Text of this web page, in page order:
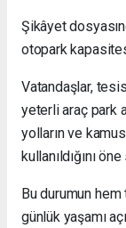
Şikâyet
otopark
Vatandaşlar,
yeterli araç park
yolların ve
kullanıldığını
Bu durumun
günlük yaşamı